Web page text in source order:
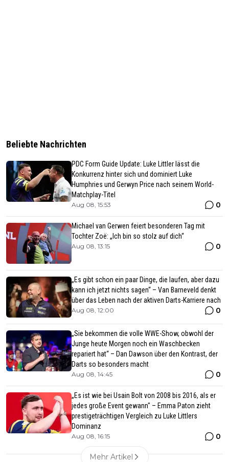
Beliebte Nachrichten
PDC Form Guide Update: Luke Littler lässt die
Konkurrenz hinter sich und dominiert Luke
Humphries und Gerwyn Price nach seinem World-
Matchplay-Titel
Aug 08, 15:53 0
Michael van Gerwen feiert besonderen Tag mit
Tochter Zoë: „Ich bin so stolz auf dich“
Aug 08, 13:15 0
„Es gibt schon ein paar Dinge, die laufen, aber dazu
kann ich jetzt nichts sagen“ – Van Barneveld denkt
über das Leben nach der aktiven Darts-Karriere nach
Aug 08, 12:00 0
„Sie bekommen die volle WWE-Show, obwohl der
Junge heute Morgen noch ein Waschbecken
repariert hat“ – Dan Dawson über den Kontrast, der
Darts so besonders macht
Aug 08, 14:45 0
„Es ist wie bei Usain Bolt von 2008 bis 2016, als er
jedes große Event gewann" – Emma Paton zieht
prestigeträchtigen Vergleich zu Luke Littlers
Dominanz
Aug 08, 16:15 0
Mehr Artikel